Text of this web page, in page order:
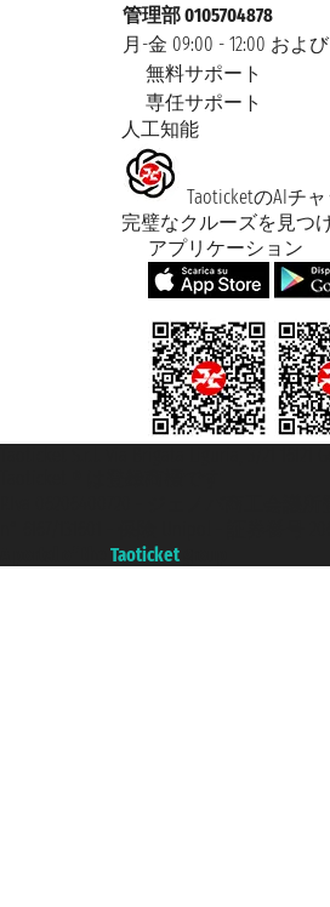
管理部 0105704878
月-金 09:00 - 12:00 および
無料サポート
専任サポート
人工知能
TaoticketのAIチ
完璧なクルーズを見つ
アプリケーション
Taoticket